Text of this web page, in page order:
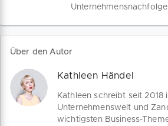
Über den Autor
Kathleen Händel
Kathleen schreibt seit 2018
Unternehmenswelt und
wichtigsten Business-